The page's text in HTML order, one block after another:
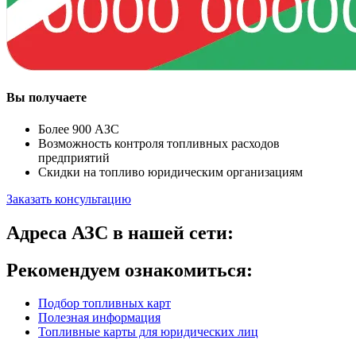
Вы получаете
Более 900 АЗС
Возможность контроля топливных расходов
предприятий
Скидки на топливо юридическим организациям
Заказать консультацию
Адреса АЗС в нашей сети:
Рекомендуем ознакомиться:
Подбор топливных карт
Полезная информация
Топливные карты для юридических лиц